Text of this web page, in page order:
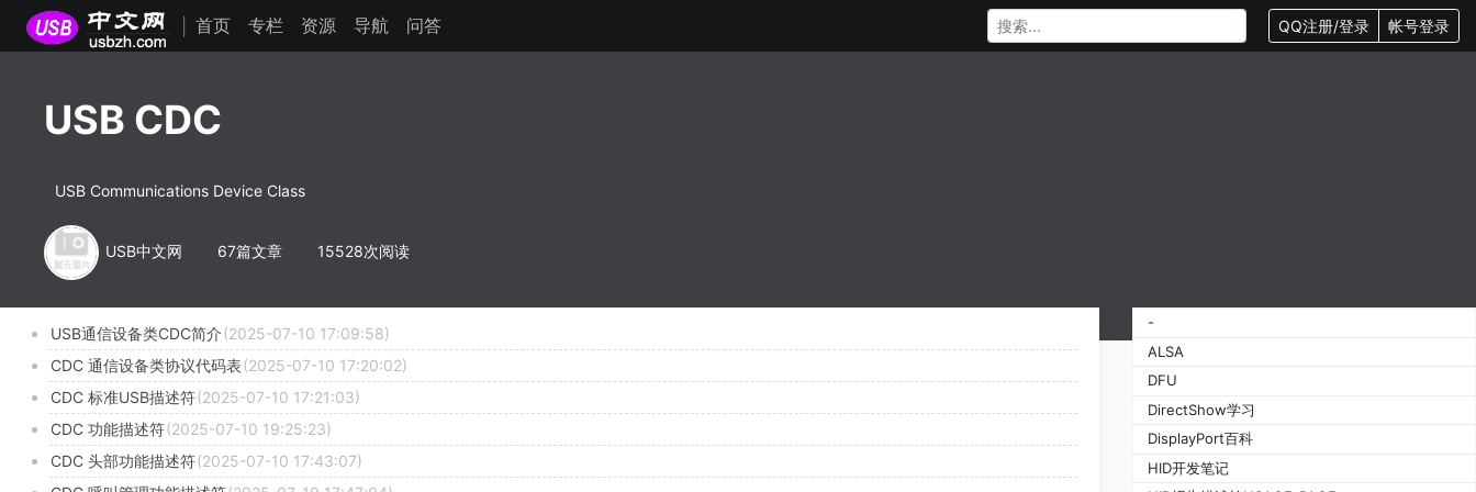
首页 专栏 资源 导航 问答 QQ注册/登录 帐号登录
USB CDC
USB Communications Device Class
USB中文网 67篇文章 15528次阅读
USB通信设备类CDC简介(2025-07-10 17:09:58)
CDC 通信设备类协议代码表(2025-07-10 17:20:02)
CDC 标准USB描述符(2025-07-10 17:21:03)
CDC 功能描述符(2025-07-10 19:25:23)
CDC 头部功能描述符(2025-07-10 17:43:07)
-
ALSA
DFU
DirectShow学习
DisplayPort百科
HID开发笔记